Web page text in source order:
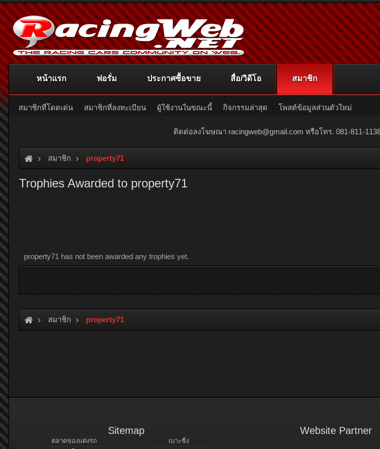
ติดต่อลงโฆษณา racingweb@gmail.com หรือโทร. 081-811-
สมาชิก property71
Trophies Awarded to property71
property71 has not been awarded any trophies yet.
สมาชิก property71
หน้าแรก ฟอรั่ม ประกาศซื้อขาย สื่อ/วิดีโอ สมาชิก
สมาชิกที่โดดเด่น สมาชิกที่ลงทะเบียน ผู้ใช้งานในขณะนี้ กิจกรรมล่าสุด โพสต์ข้อมูลส่วนตัวใหม่
Sitemap
ตลาดของแต่งรถ
เบาะซิ่ง
Website Partner